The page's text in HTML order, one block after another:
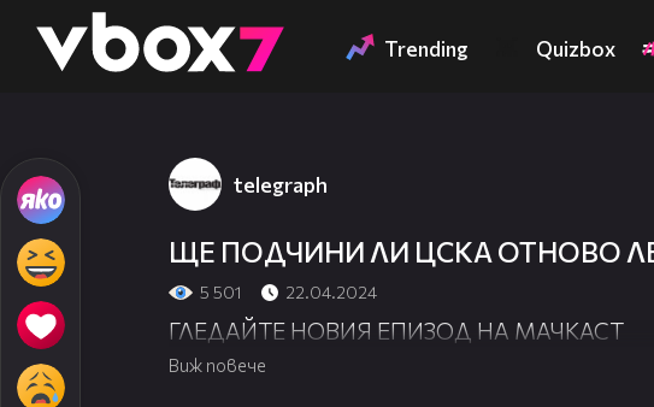
👾 Trending Quizbox
telegraph
ЩЕ ПОДЧИНИ ЛИ ЦСКА ОТНОВО
5 501 22.04.2024
ГЛЕДАЙТЕ НОВИЯ ЕПИЗОД НА МАЧКАСТ
Виж повече